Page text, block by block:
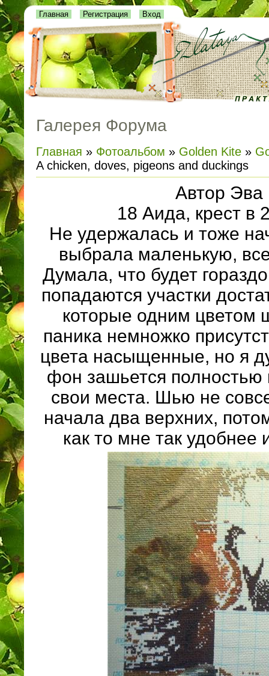
Главная Регистрация Вход
Галерея Форума
Главная » Фотоальбом » Golden Kite »
A chicken, doves, pigeons and duckings
Автор Эва
18 Аида, крест в
Не удержалась и тоже
выбрала маленькую,
Думала, что будет
попадаются участки
которые одним цветом
паника немножко
цвета насыщенные, но я
фон зашьется полностью
свои места. Шью не
начала два верхних,
как то мне так удобнее